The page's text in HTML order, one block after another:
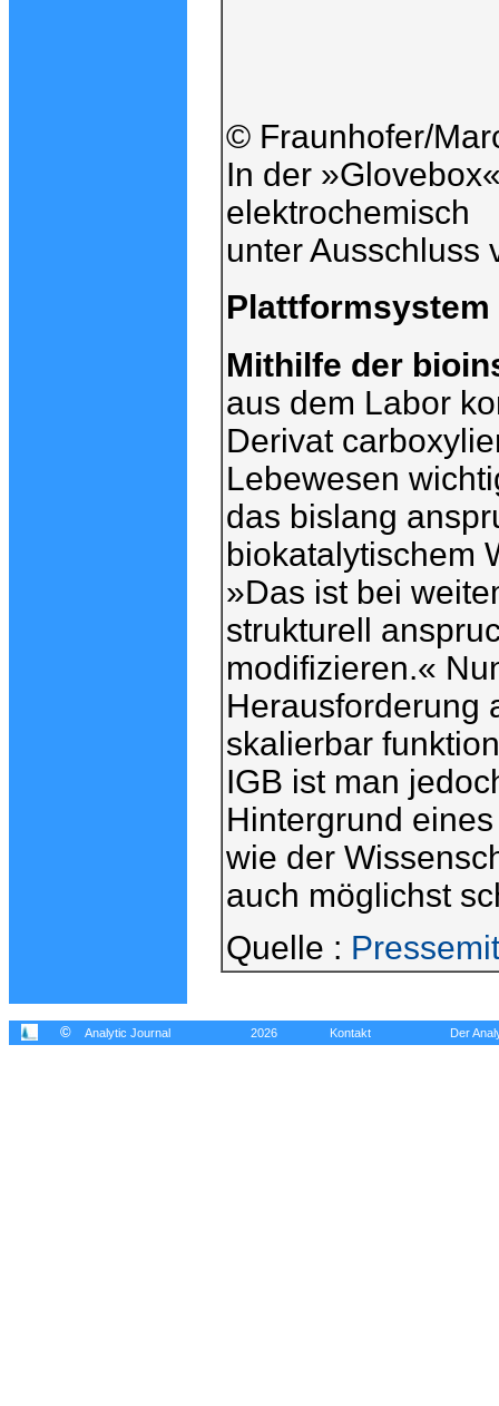
© Fraunhofer/
In der
elektrochemisch
unter Ausschluss
Mithilfe der
aus dem Labor
Derivat
Lebewesen
das bislang
biokatalytischem
»Das ist bei
strukturell
modifizieren.«
Herausforderung
skalierbar
IGB ist man
Hintergrund
wie der
auch möglichst
Quelle :
© Analytic Journal 2026 Kontakt Der